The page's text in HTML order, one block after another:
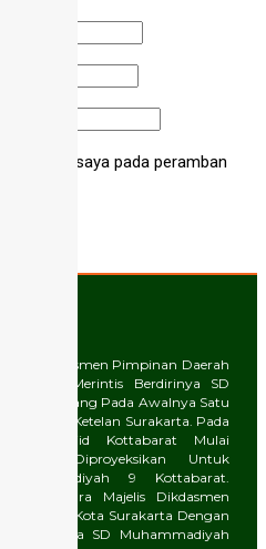
situs web saya pada peramban
Dikdasmen Pimpinan Daerah
Merintis Berdirinya SD
Khusus Yang Pada Awalnya Satu
1 Ketelan Surakarta. Pada
Masjid Kottabarat Mulai
Yang Diproyeksikan Untuk
9 Kottabarat.
Antara Majelis Dikdasmen
Kota Surakarta Dengan
Sehingga SD Muhammadiyah